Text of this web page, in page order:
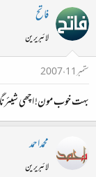
فاتح
لائبریرین
ستمبر 11، 2007
بہت خوب مون! اچھی
محمداحمد
لائبریرین